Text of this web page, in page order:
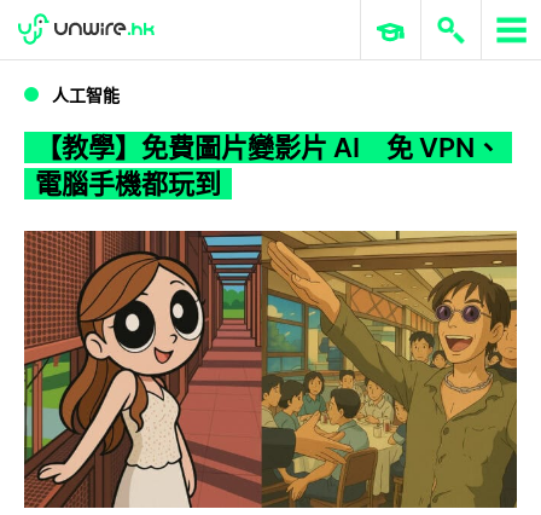
WWDC 2026 ERP 與商業 AI
人工智能
【教學】免費圖片變影片 AI 免 VPN、
電腦手機都玩到